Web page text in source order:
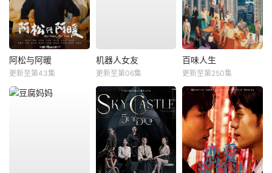
阿松与阿暖
更新至第43集
机器人女友
更新至第06集
百味人生
更新至第250集